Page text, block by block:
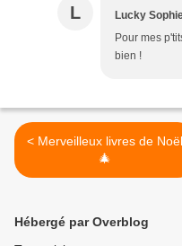
L Lucky
Pour mes
bien !
< Merveilleux livres de Noël
🎄
Hébergé par Overblog